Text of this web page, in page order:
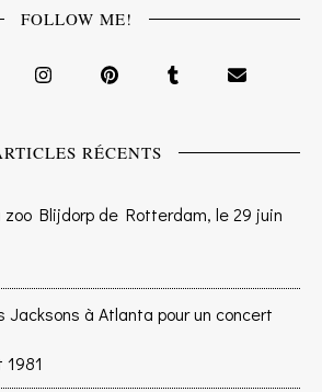
FOLLOW ME!
RÉCENTS
Blijdorp de Rotterdam, le 29 juin
Jacksons à Atlanta pour un concert